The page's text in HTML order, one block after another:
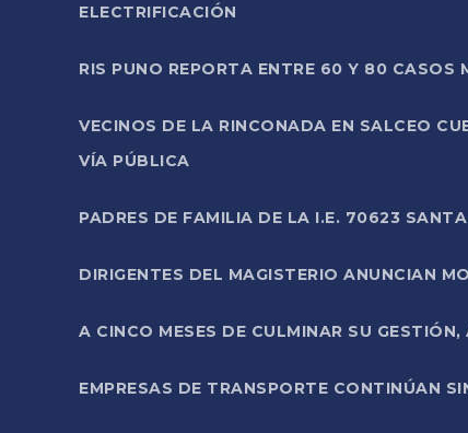
ELECTRIFICACIÓN
RIS PUNO REPORTA ENTRE 60 Y 80 CASOS
VECINOS DE LA RINCONADA EN SALCEO
VÍA PÚBLICA
PADRES DE FAMILIA DE LA I.E. 70623
DIRIGENTES DEL MAGISTERIO ANUNCIAN
A CINCO MESES DE CULMINAR SU
EMPRESAS DE TRANSPORTE CONTINÚAN